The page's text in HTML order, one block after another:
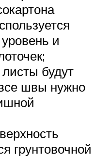
и
листы будут
швы нужно
грунтовочной